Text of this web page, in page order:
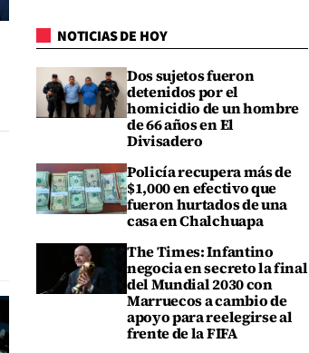
NOTICIAS DE HOY
Dos sujetos fueron
detenidos por el
homicidio de un hombre
de 66 años en El
Divisadero
Policía recupera más de
$1,000 en efectivo que
fueron hurtados de una
casa en Chalchuapa
The Times: Infantino
negocia en secreto la final
del Mundial 2030 con
Marruecos a cambio de
apoyo para reelegirse al
frente de la FIFA